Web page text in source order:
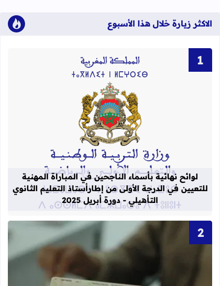
الاكثر زيارة خلال هذا الأسبوع
قراءة المزيد عن لوائح نهائية بأسماء
لوائح نهائية بأسماء الناجحين في المباراة المهنية
للتعيين في الدرجة الأولى من إطارأستاذ التعليم الثانوي
التأهيلي - دورة أبريل 2025